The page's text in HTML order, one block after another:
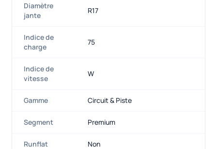
Diamètre
jante
R17
Indice de
charge
75
Indice de
vitesse
W
Gamme Circuit & Piste
Segment Premium
Runflat Non